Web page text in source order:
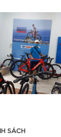
SÁCH